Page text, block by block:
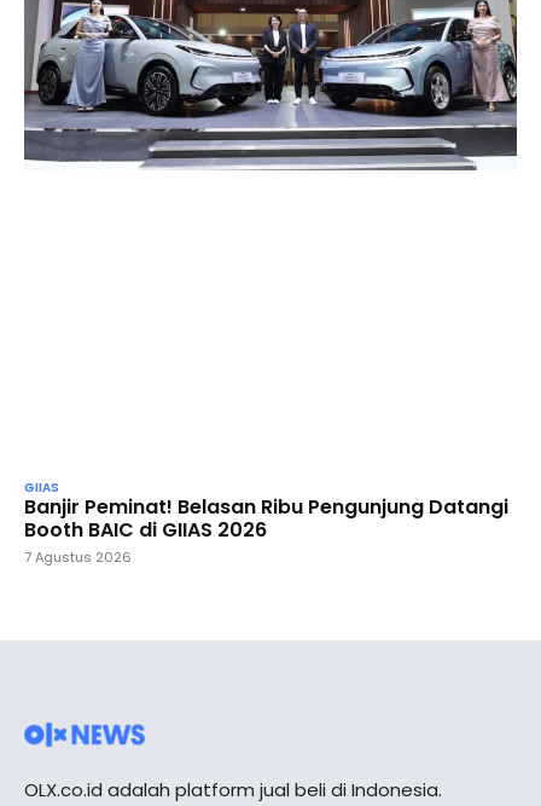
GIIAS
Banjir Peminat! Belasan Ribu Pengunjung Datangi
Booth BAIC di GIIAS 2026
7 Agustus 2026
OLX.co.id adalah platform jual beli di Indonesia.